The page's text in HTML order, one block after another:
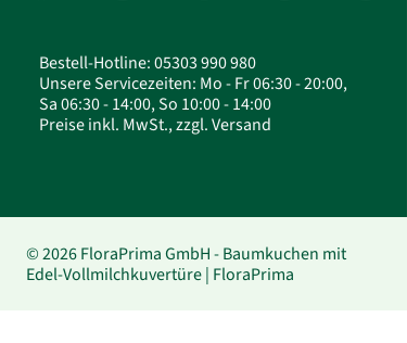
Bestell-Hotline: 05303 990 980
Unsere Servicezeiten: Mo - Fr 06:30 - 20:00,
Sa 06:30 - 14:00, So 10:00 - 14:00
Preise inkl. MwSt., zzgl. Versand
© 2026 FloraPrima GmbH - Baumkuchen mit
Edel-Vollmilchkuvertüre | FloraPrima